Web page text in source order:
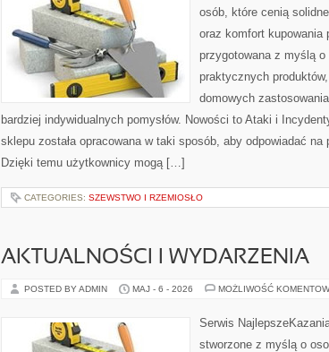
osób, które cenią
oraz komfort kupowania
przygotowana z myślą
praktycznych
domowych
bardziej indywidualnych pomysłów. Nowości to Ataki i
sklepu została opracowana w taki sposób, aby odpowiadać na
Dzięki temu użytkownicy mogą […]
CATEGORIES: SZEWSTWO I RZEMIOSŁO
AKTUALNOŚCI I WYDARZENIA
POSTED BY ADMIN MAJ - 6 - 2026 MOŻLIWOŚĆ
Serwis
stworzone z myślą o